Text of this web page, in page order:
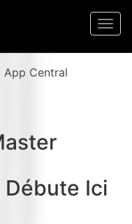
App Central
Débute Ici